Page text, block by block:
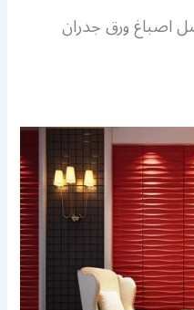
اصباغ ورق جدران